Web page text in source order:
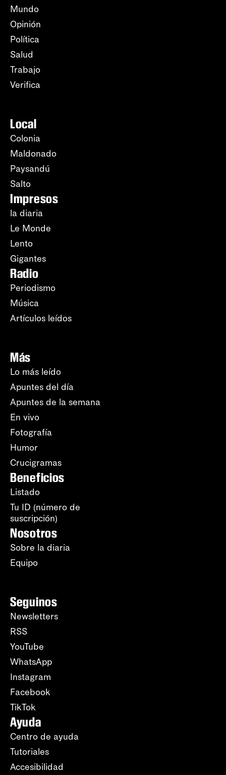
Mundo
Opinión
Política
Salud
Trabajo
Verifica
Local
Colonia
Maldonado
Paysandú
Salto
Impresos
la diaria
Le Monde
Lento
Gigantes
Radio
Periodismo
Música
Artículos leídos
Más
Lo más leído
Apuntes del día
Apuntes de la semana
En vivo
Fotografía
Humor
Crucigramas
Beneficios
Listado
Tu ID (número de
suscripción)
Nosotros
Sobre la diaria
Equipo
Seguinos
Newsletters
RSS
YouTube
WhatsApp
Instagram
Facebook
TikTok
Ayuda
Centro de ayuda
Tutoriales
Accesibilidad